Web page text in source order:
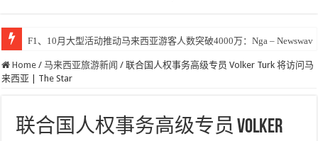
F1、10月大型活动推动马来西亚游客人数突破4000万：Nga – Newswav
Home / 马来西亚旅游新闻 / 联合国人权事务高级专员 Volker Turk 将访问马
来西亚 | The Star
联合国人权事务高级专员 Volker